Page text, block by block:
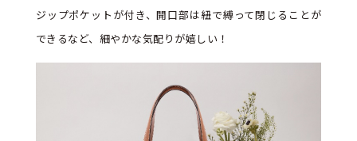
ジップポケットが付き、開口部は紐で縛って閉じることが
できるなど、細やかな気配りが嬉しい！